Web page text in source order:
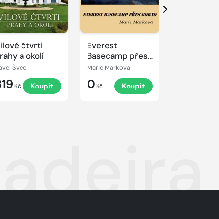
čtvrti
a okolí
Švec
Kč Koupit
Everest
Basecamp přes
Gokyo
Marie Marková
0 Kč Koupit
Další